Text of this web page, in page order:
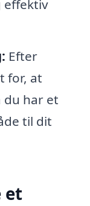
effektiv
Efter
for, at
du har et
til dit
et